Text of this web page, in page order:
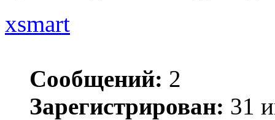
xsmart
Сообщений: 2
Зарегистрирован: 31